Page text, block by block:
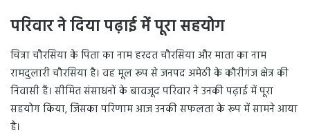
परिवार ने दिया पढ़ाई में पूरा सहयोग
चित्रा चौरसिया के पिता का नाम हरदत चौरसिया और माता का नाम
रामदुलारी चौरसिया है। वह मूल रूप से जनपद अमेठी के कौरीगंज क्षेत्र की
निवासी हैं। सीमित संसाधनों के बावजूद परिवार ने उनकी पढ़ाई में पूरा
सहयोग किया, जिसका परिणाम आज उनकी सफलता के रूप में सामने आया
है।